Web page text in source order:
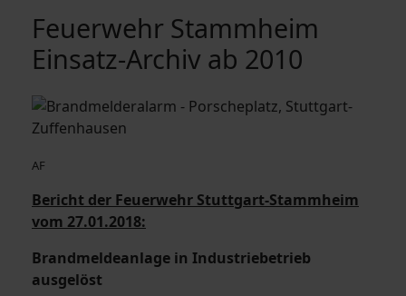
Feuerwehr Stammheim
Einsatz-Archiv ab 2010
AF
Bericht der Feuerwehr Stuttgart-Stammheim
vom 27.01.2018:
Brandmeldeanlage in Industriebetrieb
ausgelöst